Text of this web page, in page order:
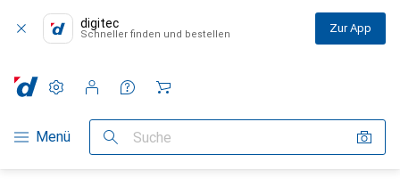
digitec
Schneller finden und bestellen Zur App
Navigation nach Kategorien
Menü Suche
Einstellungen
Kundenkonto
Vergleichslisten
Merklisten
Warenkorb